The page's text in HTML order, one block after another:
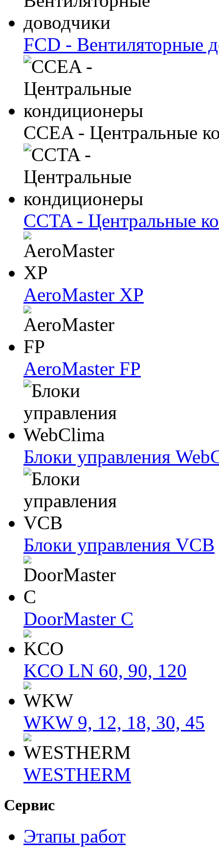
FCD - Вентиляторные
CCEA - Центральные
CCTA - Центральные
AeroMaster XP
AeroMaster FP
Блоки упрaвлeния
Блоки упрaвлeния VCB
DoorMaster C
KCO LN 60, 90, 120
WKW 9, 12, 18, 30, 45
WESTHERM
Сервис
Этапы работ